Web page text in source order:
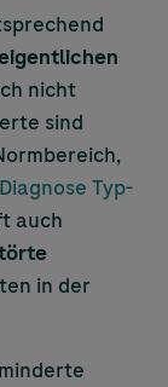
nicht
sind
Diagnose Typ-
auch
in der